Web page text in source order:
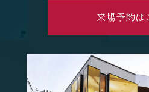
来場予約は